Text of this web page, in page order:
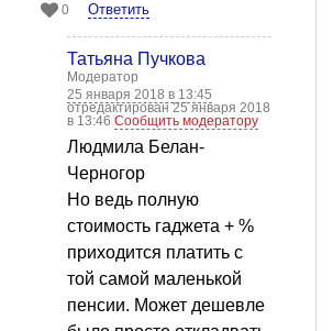
0 Ответить
Татьяна Пучкова
Модератор
25 января 2018 в 13:45
отредактирован 25 января 2018
в 13:46 Сообщить модератору
Людмила Белан-
Черногор
Но ведь полную
стоимость гаджета + %
приходится платить с
той самой маленькой
пенсии. Может дешевле